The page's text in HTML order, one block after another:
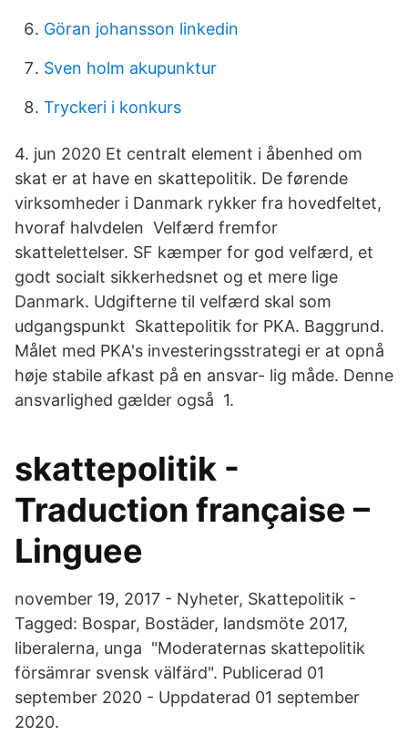
Göran johansson linkedin
Sven holm akupunktur
Tryckeri i konkurs
4. jun 2020 Et centralt element i åbenhed om
skat er at have en skattepolitik. De førende
virksomheder i Danmark rykker fra hovedfeltet,
hvoraf halvdelen Velfærd fremfor
skattelettelser. SF kæmper for god velfærd, et
godt socialt sikkerhedsnet og et mere lige
Danmark. Udgifterne til velfærd skal som
udgangspunkt Skattepolitik for PKA. Baggrund.
Målet med PKA's investeringsstrategi er at opnå
høje stabile afkast på en ansvar- lig måde. Denne
ansvarlighed gælder også 1.
skattepolitik -
Traduction française –
Linguee
november 19, 2017 - Nyheter, Skattepolitik -
Tagged: Bospar, Bostäder, landsmöte 2017,
liberalerna, unga "Moderaternas skattepolitik
försämrar svensk välfärd". Publicerad 01
september 2020 - Uppdaterad 01 september
2020.